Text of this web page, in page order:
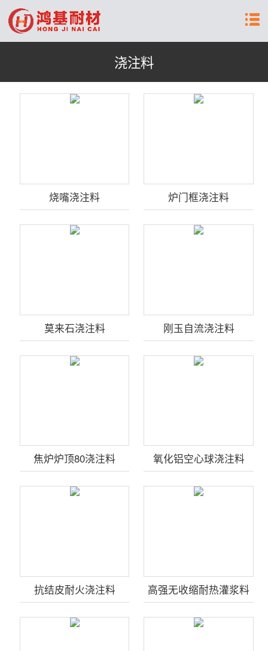
浇注料
烧嘴浇注料 炉门框浇注料
莫来石浇注料 刚玉自流浇注料
焦炉炉顶80浇注料 氧化铝空心球浇注料
抗结皮耐火浇注料 高强无收缩耐热灌浆料